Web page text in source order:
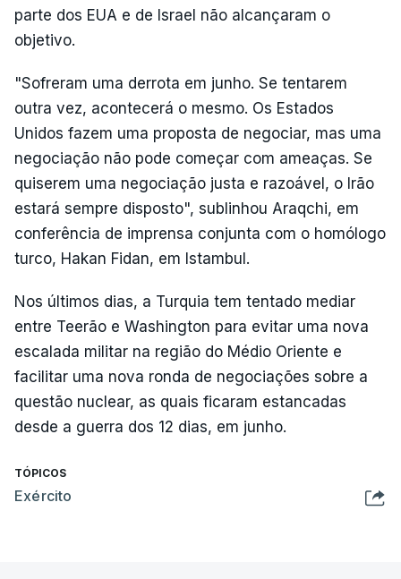
parte dos EUA e de Israel não alcançaram o
objetivo.
"Sofreram uma derrota em junho. Se tentarem
outra vez, acontecerá o mesmo. Os Estados
Unidos fazem uma proposta de negociar, mas uma
negociação não pode começar com ameaças. Se
quiserem uma negociação justa e razoável, o Irão
estará sempre disposto", sublinhou Araqchi, em
conferência de imprensa conjunta com o homólogo
turco, Hakan Fidan, em Istambul.
Nos últimos dias, a Turquia tem tentado mediar
entre Teerão e Washington para evitar uma nova
escalada militar na região do Médio Oriente e
facilitar uma nova ronda de negociações sobre a
questão nuclear, as quais ficaram estancadas
desde a guerra dos 12 dias, em junho.
TÓPICOS
Exército